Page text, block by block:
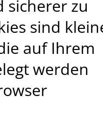
sicherer zu
sind
auf Ihrem
werden